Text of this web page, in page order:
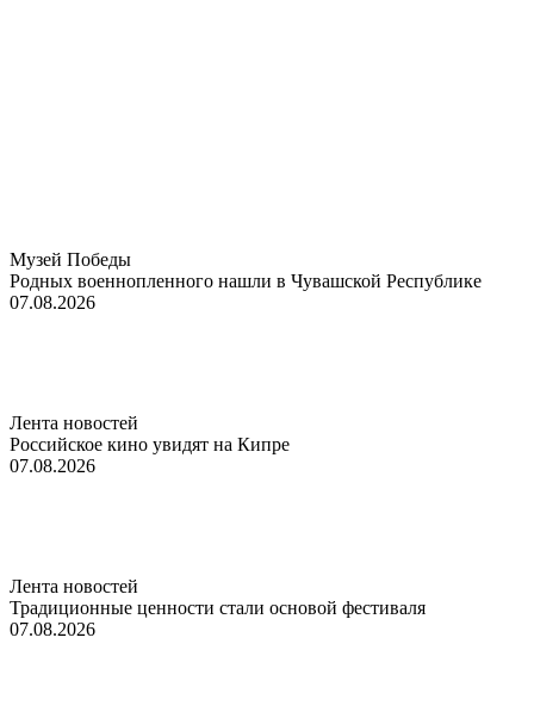
Музей Победы
Родных военнопленного нашли в Чувашской Республике
07.08.2026
Лента новостей
Российское кино увидят на Кипре
07.08.2026
Лента новостей
Традиционные ценности стали основой фестиваля
07.08.2026